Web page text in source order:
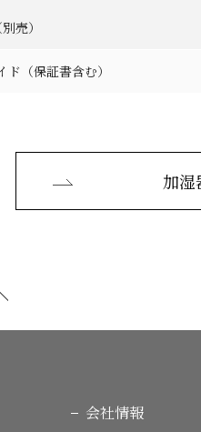
売）
（保証書含む）
加湿
会社情報